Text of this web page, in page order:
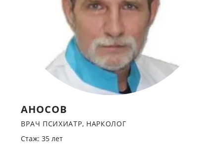
АНОСОВ
ВРАЧ ПСИХИАТР, НАРКОЛОГ
Стаж: 35 лет